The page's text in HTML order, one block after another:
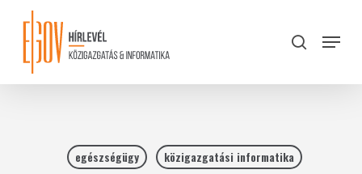
content
search
Menu
egészségügy közigazgatási informatika
Close